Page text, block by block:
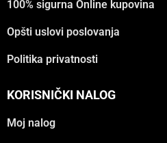
100% sigurna Online kupovina
Opšti uslovi poslovanja
Politika privatnosti
KORISNIČKI NALOG
Moj nalog